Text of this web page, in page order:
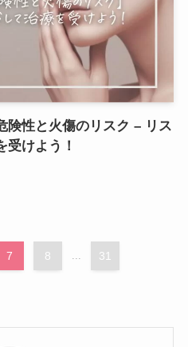
険性と火傷のリスク – リス
受けよう！
7 8 ... 31